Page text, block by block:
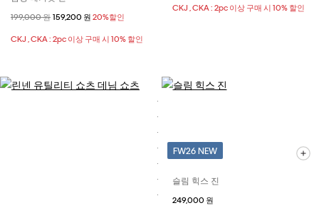
할인 전 가격
199,000 원 할인된 가격
159,200 원 20%할인
CKJ , CKA : 2pc 이상 구매 시 10% 할인
CKJ , CKA : 2pc 이상 구매 시 10% 할인
FW26 NEW
슬림 힉스 진
249,000 원